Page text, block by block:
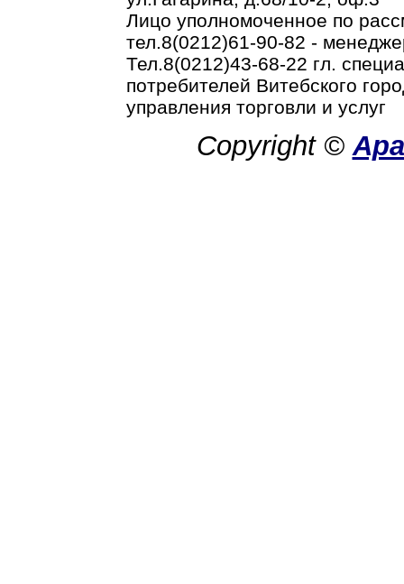
Лицо уполномоченное по
тел.8(0212)61-90-82 -
Тел.8(0212)43-68-22 гл.
потребителей Витебского
управления торговли и услуг
Copyright ©